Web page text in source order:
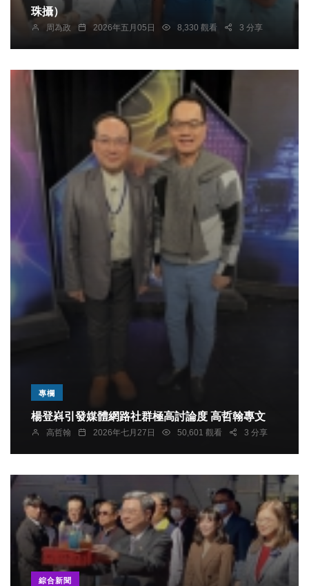
珠攝）
周為政 2026年五月05日 8,330 觀看 3 分享
專欄
楊登嵙引發媒體網路社群極高討論度 高哲翰專文
高哲翰 2026年七月27日 50,601 觀看 3 分享
綜合新聞